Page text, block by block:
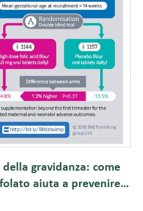
gravidanza: come
aiuta a prevenire